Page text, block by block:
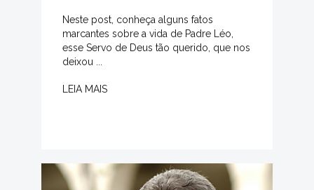
Neste post, conheça alguns fatos
marcantes sobre a vida de Padre Léo,
esse Servo de Deus tão querido, que nos
deixou ...
LEIA MAIS